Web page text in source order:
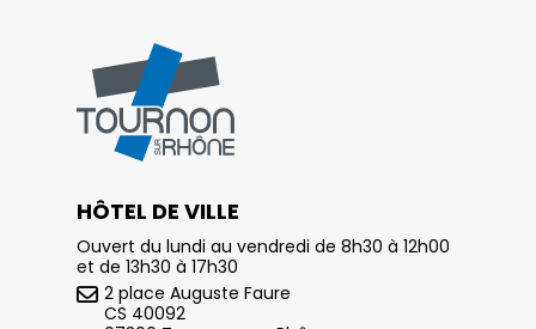
HÔTEL DE VILLE
Ouvert du lundi au vendredi de 8h30 à 12h00
et de 13h30 à 17h30
2 place Auguste Faure
CS 40092